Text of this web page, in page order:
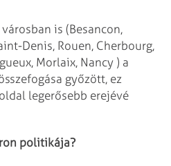
is (Besancon,
Denis, Rouen, Cherbourg,
Morlaix, Nancy ) a
győzött, ez
legerősebb erejévé
politikája?